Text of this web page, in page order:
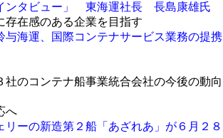
ンタビュー」 東海運社長 長島康雄氏
存在感のある企業を目指す
与海運、国際コンテナサービス業務の提携
社のコンテナ船事業統合会社の今後の動向
へ
リーの新造第２船「あざれあ」が６月２８